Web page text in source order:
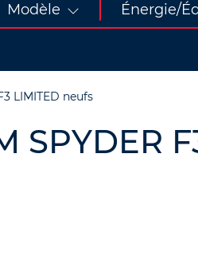
Modèle Énergie/
LIMITED neufs
SPYDER